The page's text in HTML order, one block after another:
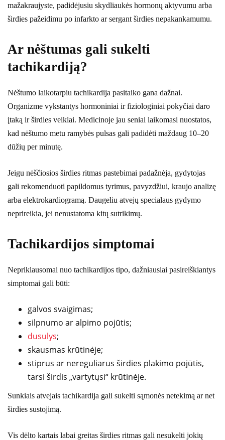
mažakraujyste, padidėjusiu skydliaukės hormonų aktyvumu arba
širdies pažeidimu po infarkto ar sergant širdies nepakankamumu.
Ar nėštumas gali sukelti
tachikardiją?
Nėštumo laikotarpiu tachikardija pasitaiko gana dažnai.
Organizme vykstantys hormoniniai ir fiziologiniai pokyčiai daro
įtaką ir širdies veiklai. Medicinoje jau seniai laikomasi nuostatos,
kad nėštumo metu ramybės pulsas gali padidėti maždaug 10–20
dūžių per minutę.
Jeigu nėščiosios širdies ritmas pastebimai padažnėja, gydytojas
gali rekomenduoti papildomus tyrimus, pavyzdžiui, kraujo analizę
arba elektrokardiogramą. Daugeliu atvejų specialaus gydymo
neprireikia, jei nenustatoma kitų sutrikimų.
Tachikardijos simptomai
Nepriklausomai nuo tachikardijos tipo, dažniausiai pasireiškiantys
simptomai gali būti:
galvos svaigimas;
silpnumo ar alpimo pojūtis;
dusulys;
skausmas krūtinėje;
stiprus ar nereguliarus širdies plakimo pojūtis,
tarsi širdis „vartytųsi“ krūtinėje.
Sunkiais atvejais tachikardija gali sukelti sąmonės netekimą ar net
širdies sustojimą.
Vis dėlto kartais labai greitas širdies ritmas gali nesukelti jokių